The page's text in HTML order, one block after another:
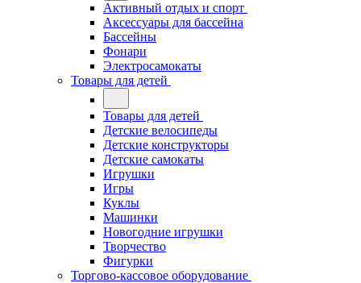
Активный отдых и спорт
Аксессуары для бассейна
Бассейны
Фонари
Электросамокаты
Товары для детей
Товары для детей
Детские велосипеды
Детские конструкторы
Детские самокаты
Игрушки
Игры
Куклы
Машинки
Новогодние игрушки
Творчество
Фигурки
Торгово-кассовое оборудование